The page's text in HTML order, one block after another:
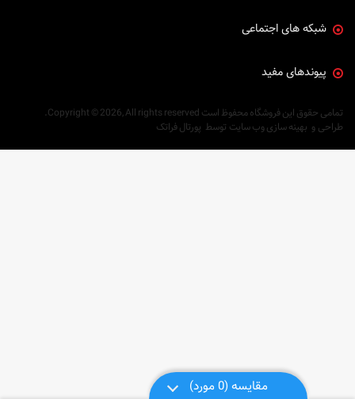
شبکه های اجتماعی
پیوندهای مفید
تمامی حقوق این فروشگاه محفوظ است Copyright © 2026, All rights reserved.
طراحی و بهینه سازی وب سایت توسط پورتال فراتک